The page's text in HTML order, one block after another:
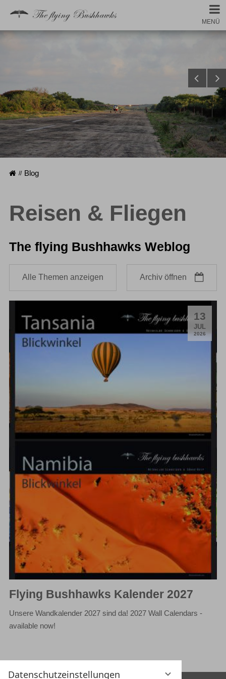
Datenschutzeinstellungen
MENÜ
Startseite
Blog
Reisen & Fliegen
The flying Bushhawks Weblog
Alle Themen anzeigen Archiv öffnen
13
JUL
2026
Flying Bushhawks Kalender 2027
Unsere Wandkalender 2027 sind da! 2027 Wall Calendars -
available now!